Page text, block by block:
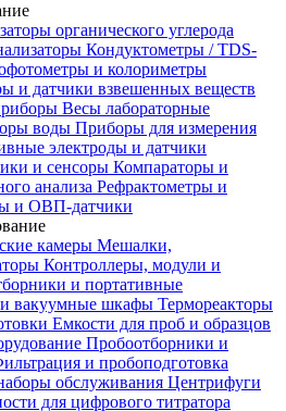
органического углерода
Кондуктометры / TDS-
и колориметры
и датчики взвешенных веществ
Весы лабораторные
воды Приборы для измерения
электроды и датчики
и сенсоры Компараторы и
анализа Рефрактометры и
и ОВП-датчики
камеры Мешалки,
Контроллеры, модули и
и портативные
вакуумные шкафы Термореакторы
Емкости для проб и образцов
Пробоотборники и
и пробоподготовка
обслуживания Центрифуги
для цифрового титратора